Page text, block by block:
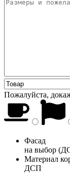
Пожалуйста,
Фасад
на выбор
Материал
ДСП